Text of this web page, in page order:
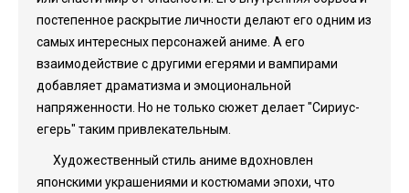
постепенное раскрытие личности делают его одним из
самых интересных персонажей аниме. А его
взаимодействие с другими егерями и вампирами
добавляет драматизма и эмоциональной
напряженности. Но не только сюжет делает "Сириус-
егерь" таким привлекательным.
Художественный стиль аниме вдохновлен
японскими украшениями и костюмами эпохи, что